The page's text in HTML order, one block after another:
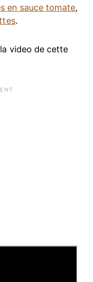
en sauce tomate,
.
video de cette